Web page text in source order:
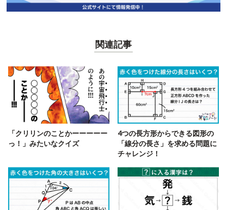
関連記事
「クリリンのことかーーーーー
っ！」みたいなクイズ
4つの長方形からできる図形の
「線分の長さ」を求める問題に
チャレンジ！